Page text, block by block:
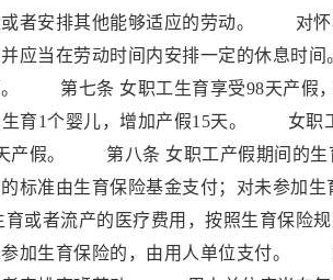
或者安排其他能够适应的劳动。 对怀
并应当在劳动时间内安排一定的休息
第七条 女职工生育享受98天产假，
生育1个婴儿，增加产假15天。 女职
产假。 第八条 女职工产假期间的生
标准由生育保险基金支付；对未参加
者流产的医疗费用，按照生育保险规
参加生育保险的，由用人单位支付。